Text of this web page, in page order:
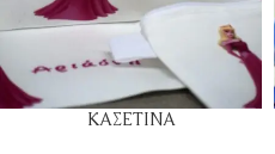
ΚΑΣΕΤΙΝΑ